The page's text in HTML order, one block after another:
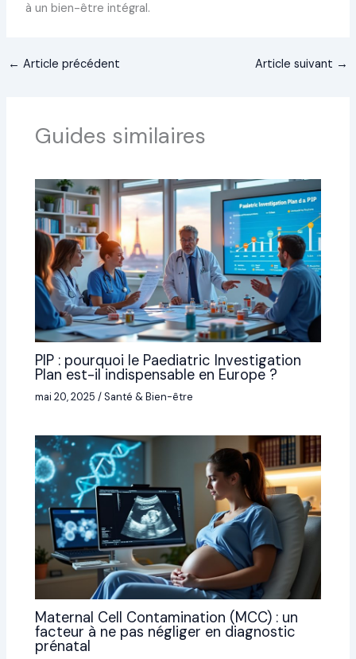
à un bien-être intégral.
← Article précédent Article suivant →
Guides similaires
PIP : pourquoi le Paediatric Investigation
Plan est-il indispensable en Europe ?
mai 20, 2025/Santé & Bien-être
Maternal Cell Contamination (MCC) : un
facteur à ne pas négliger en diagnostic
prénatal